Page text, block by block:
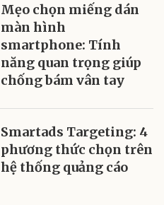
Mẹo chọn miếng dán
màn hình
smartphone: Tính
năng quan trọng giúp
chống bám vân tay
Smartads Targeting: 4
phương thức chọn trên
hệ thống quảng cáo